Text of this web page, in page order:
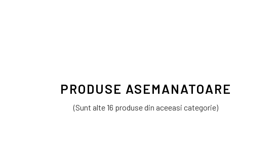
PRODUSE ASEMANATOARE
(Sunt alte 16 produse din aceeasi categorie)